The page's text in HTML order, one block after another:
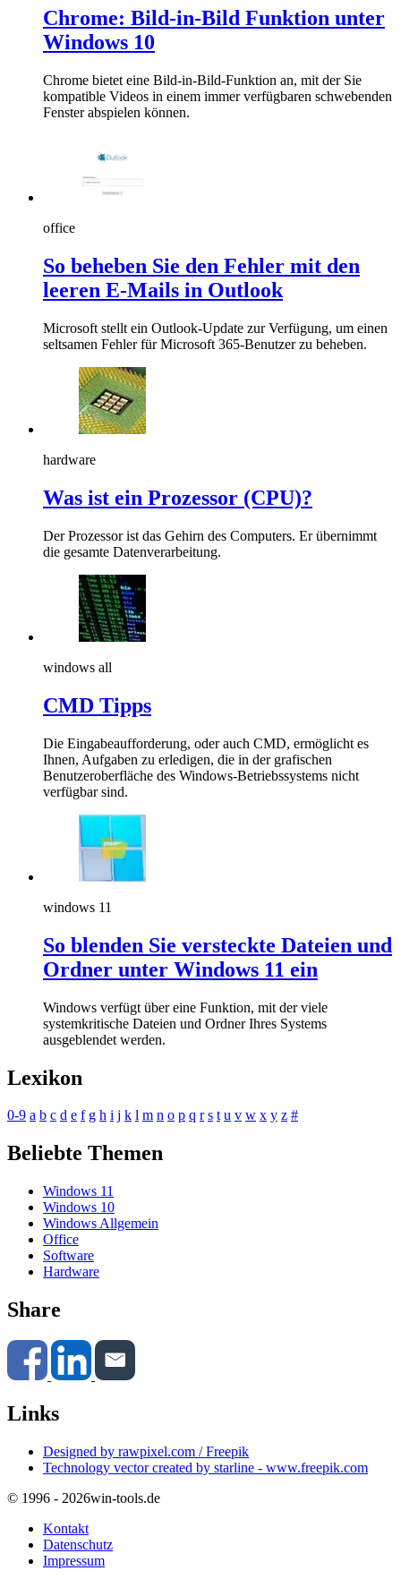
Chrome: Bild-in-Bild Funktion unter
Windows 10
Chrome bietet eine Bild-in-Bild-Funktion an, mit der Sie
kompatible Videos in einem immer verfügbaren schwebenden
Fenster abspielen können.
office
So beheben Sie den Fehler mit den
leeren E-Mails in Outlook
Microsoft stellt ein Outlook-Update zur Verfügung, um einen
seltsamen Fehler für Microsoft 365-Benutzer zu beheben.
hardware
Was ist ein Prozessor (CPU)?
Der Prozessor ist das Gehirn des Computers. Er übernimmt
die gesamte Datenverarbeitung.
windows all
CMD Tipps
Die Eingabeaufforderung, oder auch CMD, ermöglicht es
Ihnen, Aufgaben zu erledigen, die in der grafischen
Benutzeroberfläche des Windows-Betriebssystems nicht
verfügbar sind.
windows 11
So blenden Sie versteckte Dateien und
Ordner unter Windows 11 ein
Windows verfügt über eine Funktion, mit der viele
systemkritische Dateien und Ordner Ihres Systems
ausgeblendet werden.
Lexikon
0-9 a b c d e f g h i j k l m n o p q r s t u v w x y z #
Beliebte Themen
Windows 11
Windows 10
Windows Allgemein
Office
Software
Hardware
Share
Links
Designed by rawpixel.com / Freepik
Technology vector created by starline - www.freepik.com
© 1996 - 2026win-tools.de
Kontakt
Datenschutz
Impressum